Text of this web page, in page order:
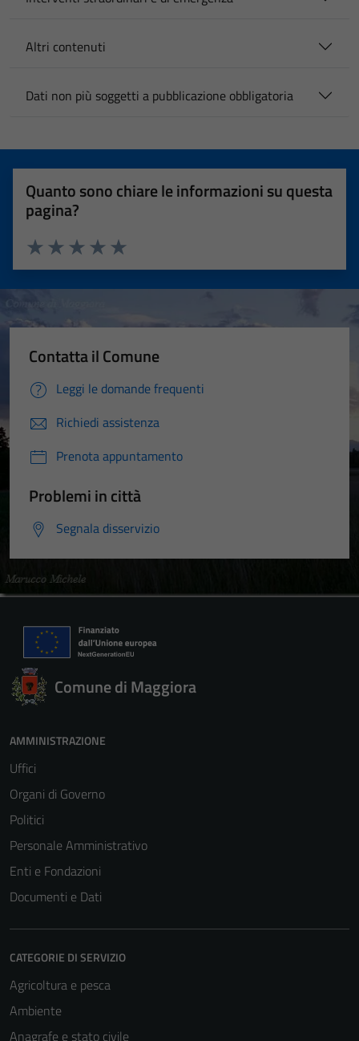
Altri contenuti
Dati non più soggetti a pubblicazione obbligatoria
Quanto sono chiare le informazioni su questa
pagina?
Valuta 5 stelle su 5
Valuta 4 stelle su 5
Valuta 3 stelle su 5
Valuta 2 stelle su 5
Valuta 1 stelle su 5
Contatta il Comune
Leggi le domande frequenti
Richiedi assistenza
Prenota appuntamento
Problemi in città
Segnala disservizio
Comune di Maggiora
AMMINISTRAZIONE
Uffici
Organi di Governo
Politici
Personale Amministrativo
Enti e Fondazioni
Documenti e Dati
CATEGORIE DI SERVIZIO
Agricoltura e pesca
Ambiente
Anagrafe e stato civile